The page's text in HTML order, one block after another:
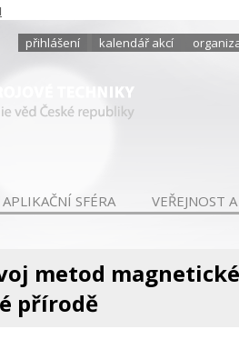
přihlášení kalendář akcí
APLIKAČNÍ SFÉRA VEŘEJNOST
metod
přírodě